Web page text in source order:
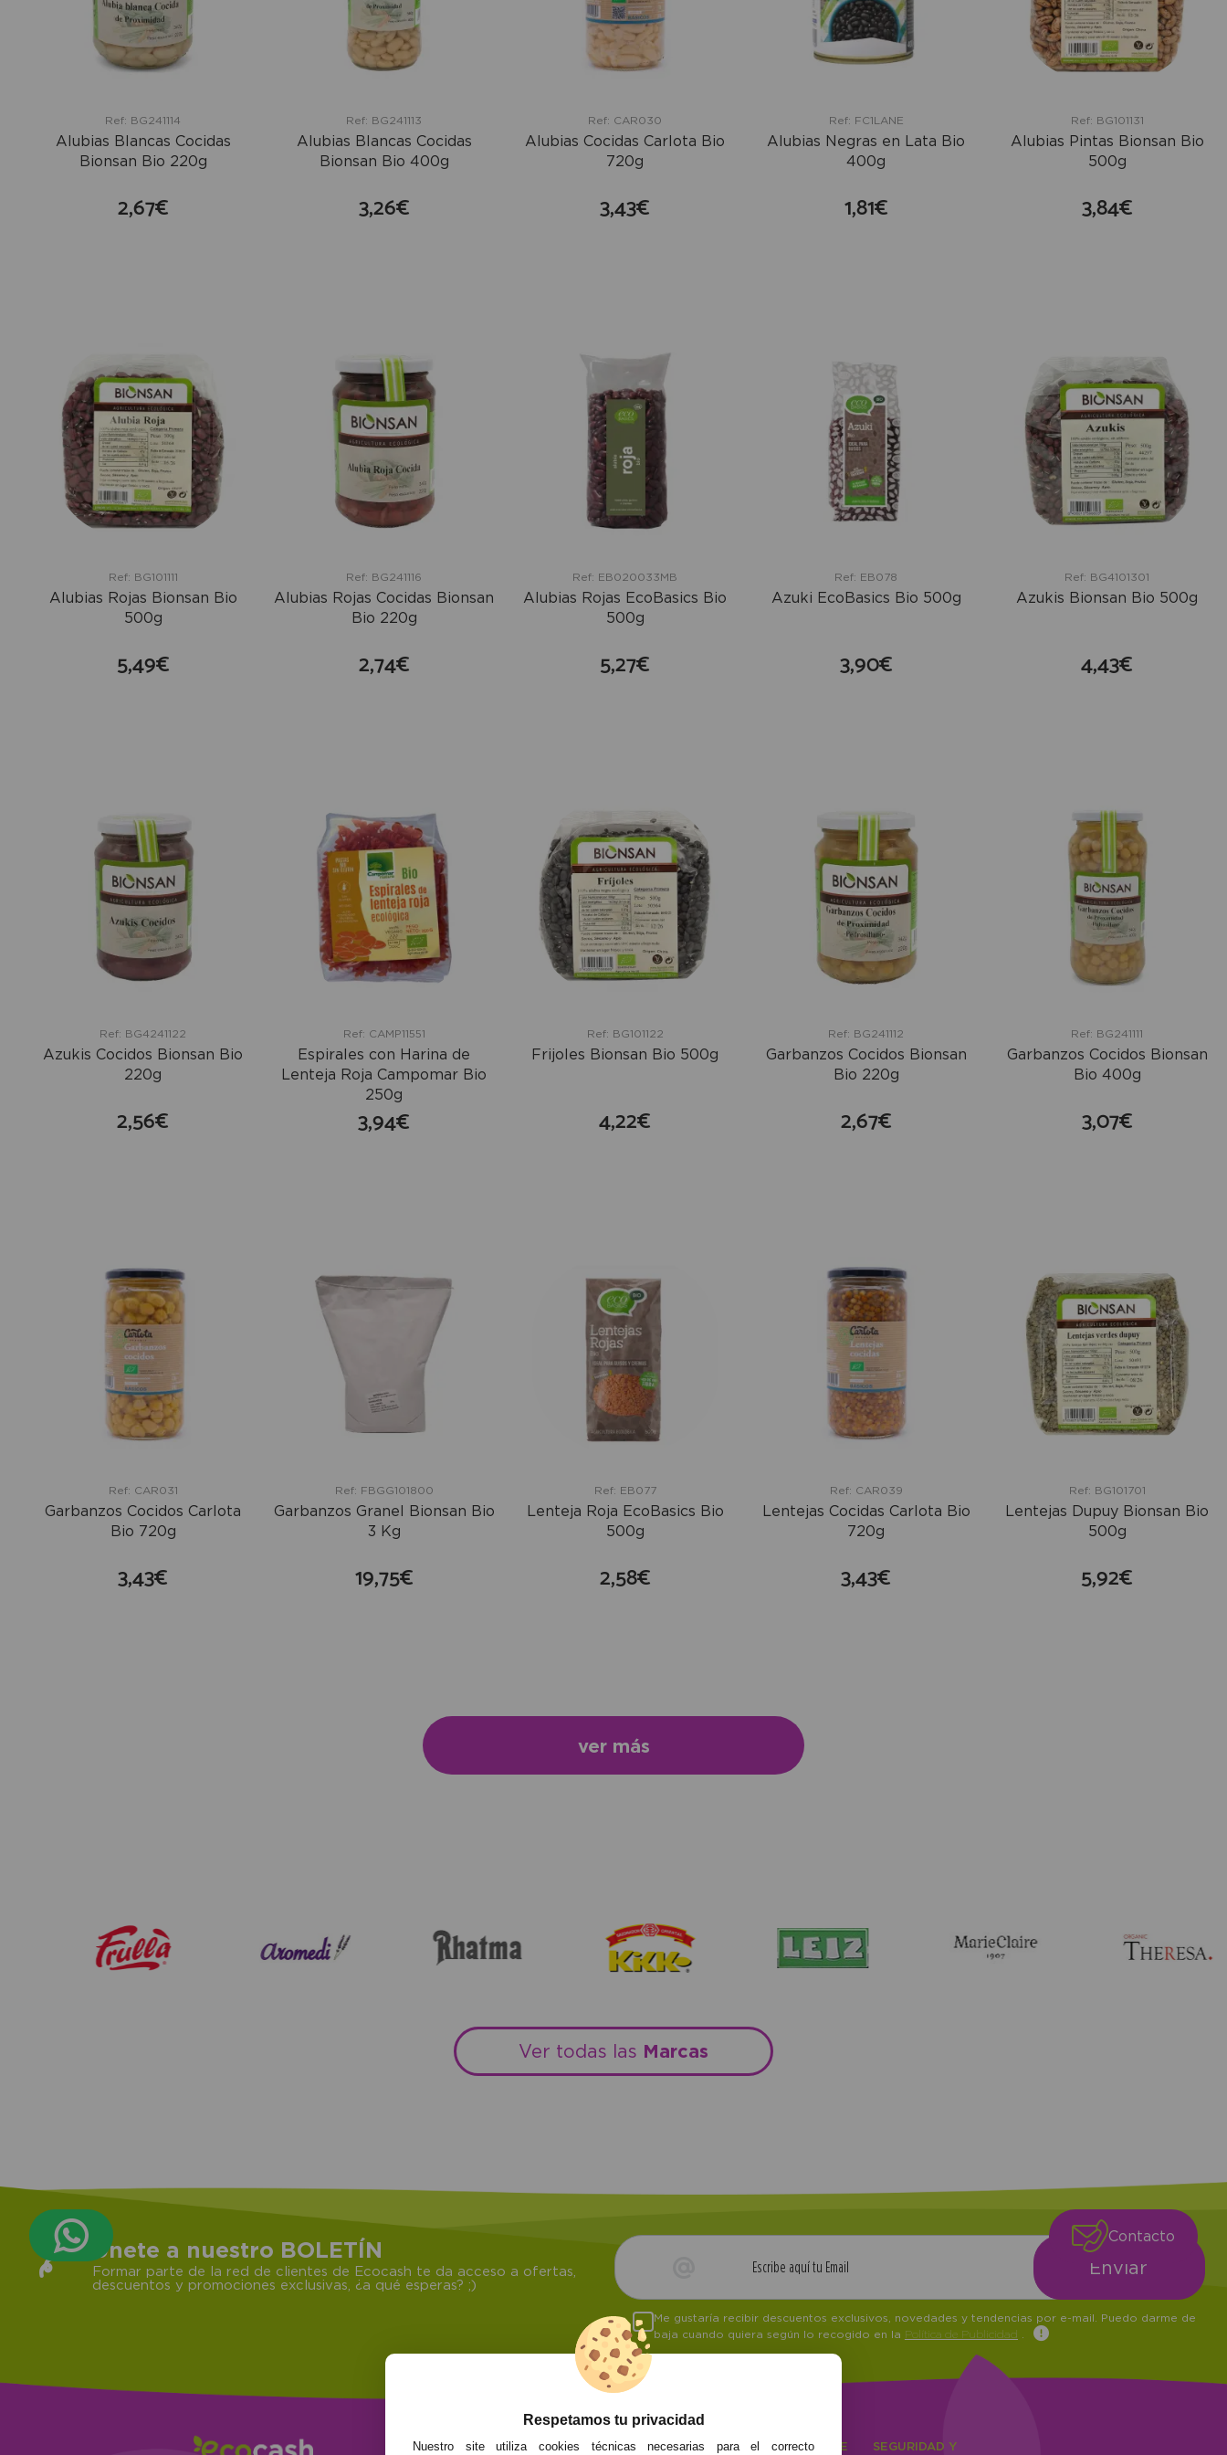
Ref: BG241114
Alubias Blancas Cocidas
Bionsan Bio 220g
2,67€
Ref: BG241113
Alubias Blancas Cocidas
Bionsan Bio 400g
3,26€
Ref: CAR030
Alubias Cocidas Carlota Bio
720g
3,43€
Ref: FC1LANE
Alubias Negras en Lata Bio
400g
1,81€
Ref: BG101131
Alubias Pintas Bionsan Bio
500g
3,84€
Ref: BG101111
Alubias Rojas Bionsan Bio
500g
5,49€
Ref: BG241116
Alubias Rojas Cocidas Bionsan
Bio 220g
2,74€
Ref: EB020033MB
Alubias Rojas EcoBasics Bio
500g
5,27€
Ref: EB078
Azuki EcoBasics Bio 500g
3,90€
Ref: BG4101301
Azukis Bionsan Bio 500g
4,43€
Ref: BG4241122
Azukis Cocidos Bionsan Bio
220g
2,56€
Ref: CAMP11551
Espirales con Harina de
Lenteja Roja Campomar Bio
250g
3,94€
Ref: BG101122
Frijoles Bionsan Bio 500g
4,22€
Ref: BG241112
Garbanzos Cocidos Bionsan
Bio 220g
2,67€
Ref: BG241111
Garbanzos Cocidos Bionsan
Bio 400g
3,07€
Ref: CAR031
Garbanzos Cocidos Carlota
Bio 720g
3,43€
Ref: FBGG101800
Garbanzos Granel Bionsan Bio
3 Kg
19,75€
Ref: EB077
Lenteja Roja EcoBasics Bio
500g
2,58€
Ref: CAR039
Lentejas Cocidas Carlota Bio
720g
3,43€
Ref: BG101701
Lentejas Dupuy Bionsan Bio
500g
5,92€
ver más
Ver todas las Marcas
Únete a nuestro BOLETÍN
Formar parte de la red de clientes de Ecocash te da acceso a ofertas,
descuentos y promociones exclusivas, ¿a qué esperas? ;)
Me gustaría recibir descuentos exclusivos, novedades y tendencias por e-mail. Puedo darme de
baja cuando quiera según lo recogido en la Política de Publicidad
NOSOTROS ATENCIÓN AL CLIENTE SEGURIDAD Y
Contacto
Respetamos tu privacidad
Nuestro site utiliza cookies técnicas necesarias para el correcto